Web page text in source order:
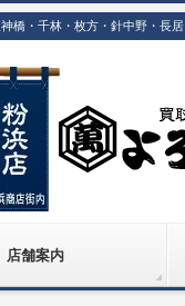
橋・千林・枚方・針中野・長
店舗案内